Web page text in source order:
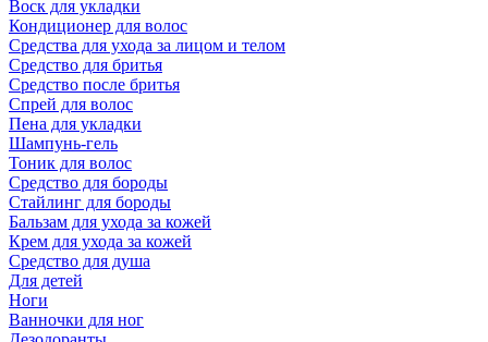
Воск для укладки
Кондиционер для волос
Средства для ухода за лицом и телом
Средство для бритья
Средство после бритья
Спрей для волос
Пена для укладки
Шампунь-гель
Тоник для волос
Средство для бороды
Стайлинг для бороды
Бальзам для ухода за кожей
Крем для ухода за кожей
Средство для душа
Для детей
Ноги
Ванночки для ног